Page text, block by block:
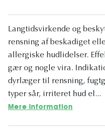
Langtidsvirkende og
rensning af beskadiget
allergiske hudlidelser.
gær og nogle vira.
dyrlæger til rensning,
typer sår, irriteret hud el...
Mere information